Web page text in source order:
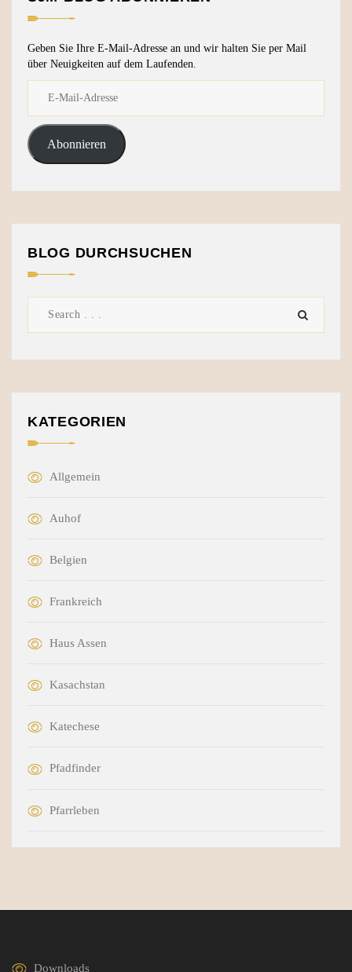
Geben Sie Ihre E-Mail-Adresse an und wir halten Sie per Mail
über Neuigkeiten auf dem Laufenden.
Abonnieren
BLOG DURCHSUCHEN
KATEGORIEN
Allgemein
Auhof
Belgien
Frankreich
Haus Assen
Kasachstan
Katechese
Pfadfinder
Pfarrleben
Downloads